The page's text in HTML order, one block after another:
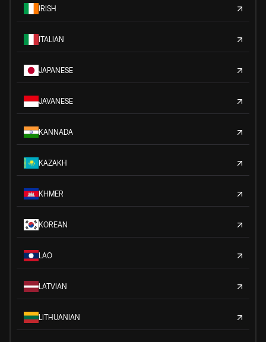
IRISH
ITALIAN
JAPANESE
JAVANESE
KANNADA
KAZAKH
KHMER
KOREAN
LAO
LATVIAN
LITHUANIAN